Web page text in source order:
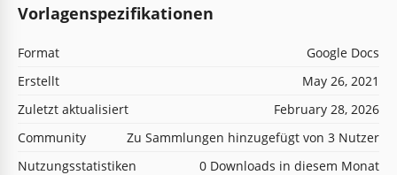
Vorlagenspezifikationen
Format
Google Docs
Erstellt
May 26, 2021
Zuletzt aktualisiert
February 28, 2026
Community
Zu Sammlungen hinzugefügt von 3 Nutzer
Nutzungsstatistiken
0 Downloads in diesem Monat